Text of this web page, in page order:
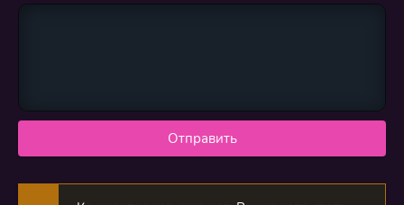
Отправить